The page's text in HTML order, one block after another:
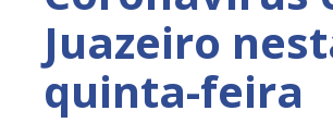
Juazeiro
quinta-feira